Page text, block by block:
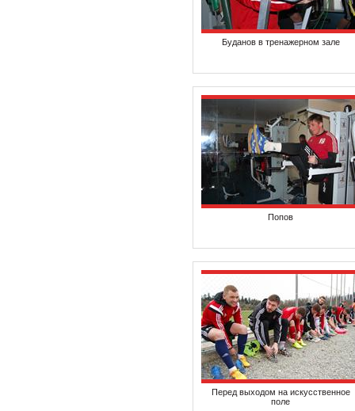
Буданов в тренажерном зале
Попов
Перед выходом на искусственное
поле